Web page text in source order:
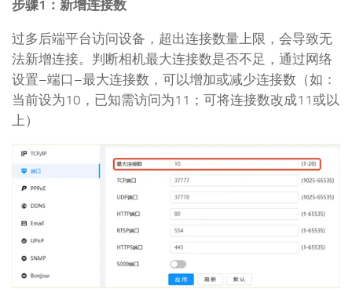
步骤1：新增连接数
过多后端平台访问设备，超出连接数量上限，会导致无
法新增连接。判断相机最大连接数是否不足，通过网络
设置–端口–最大连接数，可以增加或减少连接数（如：
当前设为10，已知需访问为11；可将连接数改成11或以
上）